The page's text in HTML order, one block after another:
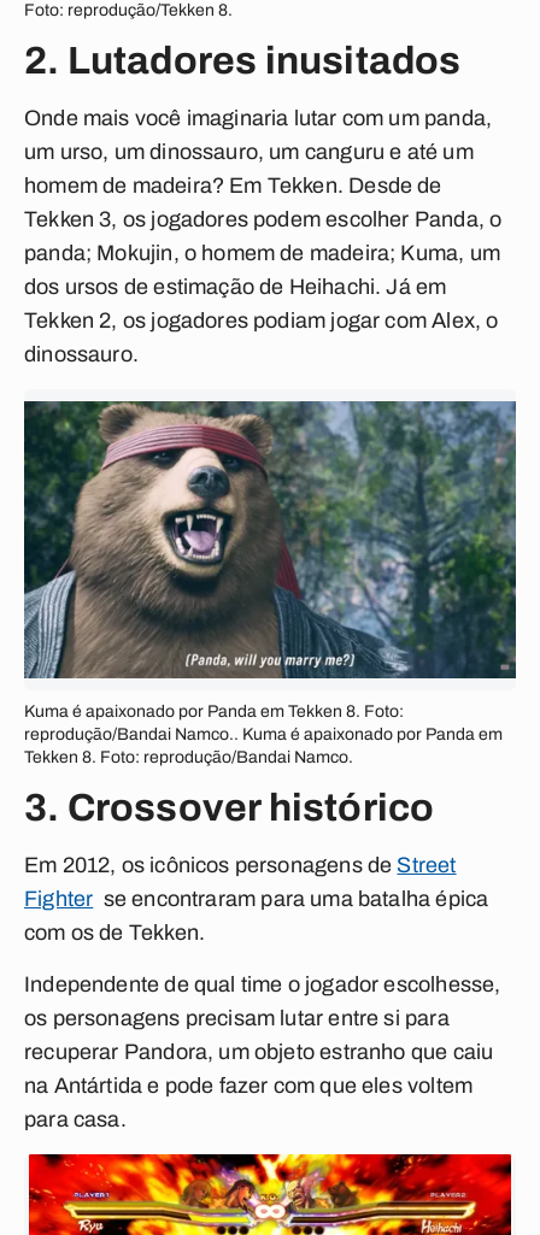
Foto: reprodução/Tekken 8.
2. Lutadores inusitados
Onde mais você imaginaria lutar com um panda,
um urso, um dinossauro, um canguru e até um
homem de madeira? Em Tekken. Desde de
Tekken 3, os jogadores podem escolher Panda, o
panda; Mokujin, o homem de madeira; Kuma, um
dos ursos de estimação de Heihachi. Já em
Tekken 2, os jogadores podiam jogar com Alex, o
dinossauro.
Kuma é apaixonado por Panda em Tekken 8. Foto:
reprodução/Bandai Namco.. Kuma é apaixonado por Panda em
Tekken 8. Foto: reprodução/Bandai Namco.
3. Crossover histórico
Em 2012, os icônicos personagens de Street
Fighter se encontraram para uma batalha épica
com os de Tekken.
Independente de qual time o jogador escolhesse,
os personagens precisam lutar entre si para
recuperar Pandora, um objeto estranho que caiu
na Antártida e pode fazer com que eles voltem
para casa.